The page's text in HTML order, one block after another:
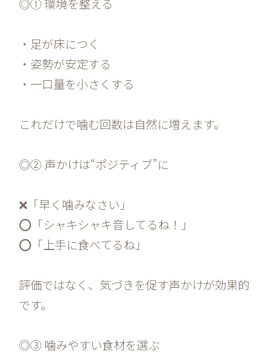
◎① 環境を整える
・足が床につく
・姿勢が安定する
・一口量を小さくする
これだけで噛む回数は自然に増えます。
◎② 声かけは“ポジティブ”に
❌「早く噛みなさい」
⭕「シャキシャキ音してるね！」
⭕「上手に食べてるね」
評価ではなく、気づきを促す声かけが効果的
です。
◎③ 噛みやすい食材を選ぶ